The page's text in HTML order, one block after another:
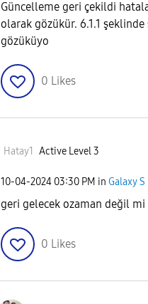
Güncelleme geri çekildi
olarak gözükür. 6.1.1
gözüküyo
0 Likes
Hatay1 Active Level 3
‎10-04-2024 03:30 PM in Galaxy S
geri gelecek ozaman değil
0 Likes